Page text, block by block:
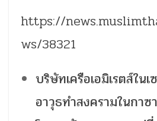
https://
ws/38321
บริษัทเครือเอมิเรตส์ใน
อาวุธทำสงครามในกาซา